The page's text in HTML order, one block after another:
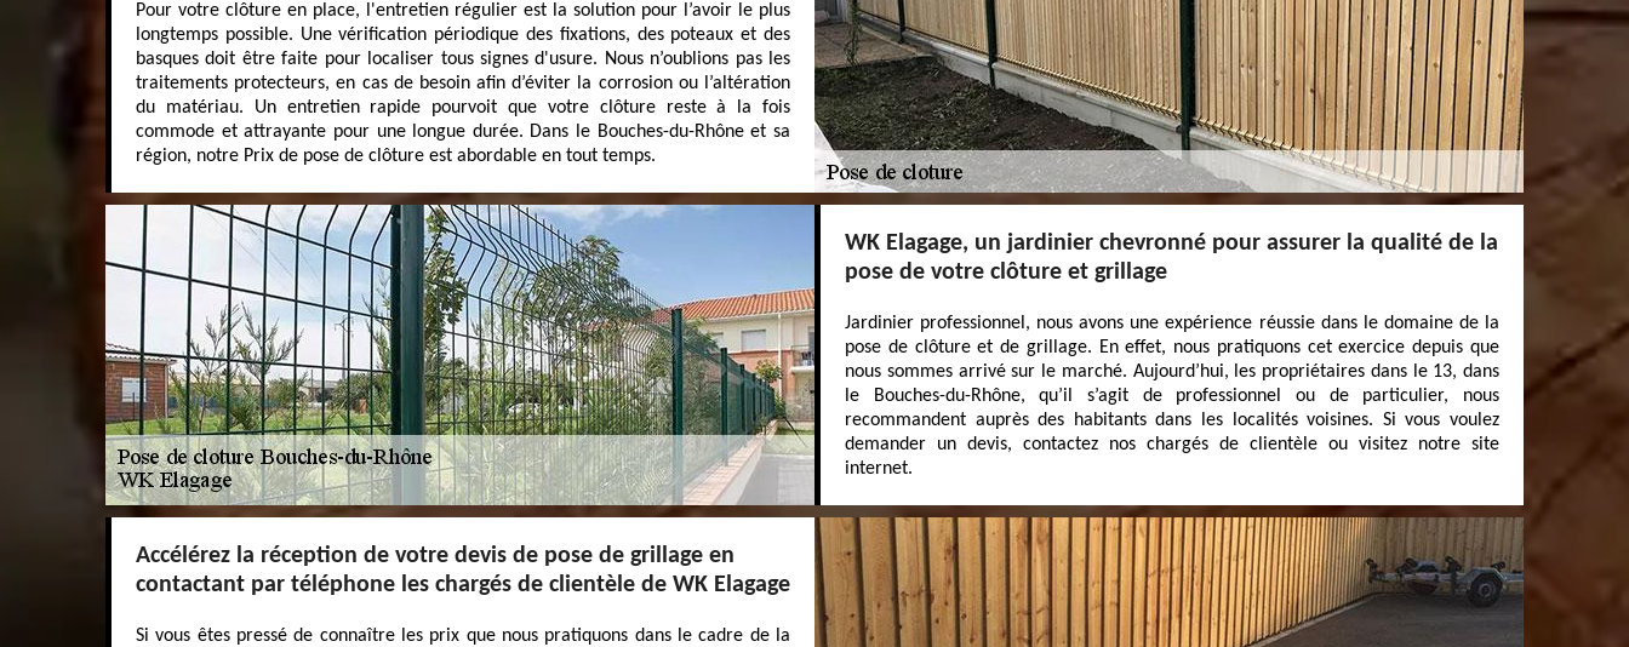
Pour votre clôture en place, l'entretien régulier est la solution pour l’avoir le plus
longtemps possible. Une vérification périodique des fixations, des poteaux et des
basques doit être faite pour localiser tous signes d'usure. Nous n’oublions pas les
traitements protecteurs, en cas de besoin afin d’éviter la corrosion ou l’altération
du matériau. Un entretien rapide pourvoit que votre clôture reste à la fois
commode et attrayante pour une longue durée. Dans le Bouches-du-Rhône et sa
région, notre Prix de pose de clôture est abordable en tout temps.
WK Elagage, un jardinier chevronné pour assurer la qualité de la
pose de votre clôture et grillage
Jardinier professionnel, nous avons une expérience réussie dans le domaine de la
pose de clôture et de grillage. En effet, nous pratiquons cet exercice depuis que
nous sommes arrivé sur le marché. Aujourd’hui, les propriétaires dans le 13, dans
le Bouches-du-Rhône, qu’il s’agit de professionnel ou de particulier, nous
recommandent auprès des habitants dans les localités voisines. Si vous voulez
demander un devis, contactez nos chargés de clientèle ou visitez notre site
internet.
Accélérez la réception de votre devis de pose de grillage en
contactant par téléphone les chargés de clientèle de WK Elagage
Si vous êtes pressé de connaître les prix que nous pratiquons dans le cadre de la